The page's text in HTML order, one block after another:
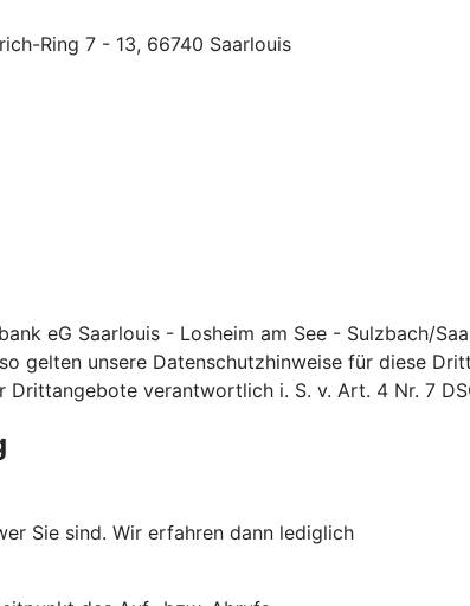
Ring 7 - 13, 66740 Saarlouis
eG Saarlouis - Losheim am See - Sulzbach/
gelten unsere Datenschutzhinweise für diese
verantwortlich i. S. v. Art. 4 Nr. 7
Sie sind. Wir erfahren dann lediglich